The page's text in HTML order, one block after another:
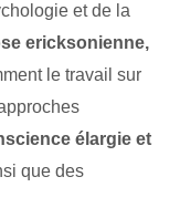
et de la
ericksonienne,
le travail sur
élargie et
que des